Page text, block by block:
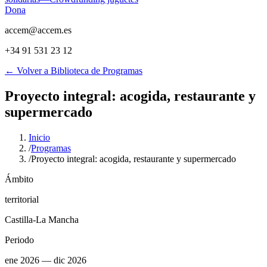
Dona
accem@accem.es
+34 91 531 23 12
← Volver a Biblioteca de Programas
Proyecto integral: acogida, restaurante y
supermercado
Inicio
/Programas
/Proyecto integral: acogida, restaurante y supermercado
Ámbito
territorial
Castilla-La Mancha
Periodo
ene 2026 — dic 2026